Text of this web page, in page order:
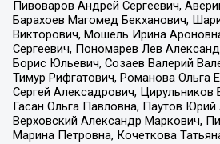
Пивоваров Андрей Сергеевич,
Барахоев Магомед Бекханович,
Викторович, Мошель Ирина
Сергеевич, Пономарев Лев
Борис Юльевич, Созаев Валерий
Тимур Рифгатович, Романова Ольга
Сергей Алексадрович, Цирульников
Гасан Ольга Павловна, Паутов Юрий
Верховский Александр Маркович,
Марина Петровна, Кочеткова